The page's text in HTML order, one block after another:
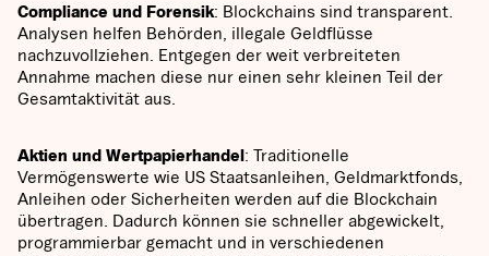
Compliance und Forensik: Blockchains sind transparent.
Analysen helfen Behörden, illegale Geldflüsse
nachzuvollziehen. Entgegen der weit verbreiteten
Annahme machen diese nur einen sehr kleinen Teil der
Gesamtaktivität aus.
Aktien und Wertpapierhandel: Traditionelle
Vermögenswerte wie US Staatsanleihen, Geldmarktfonds,
Anleihen oder Sicherheiten werden auf die Blockchain
übertragen. Dadurch können sie schneller abgewickelt,
programmierbar gemacht und in verschiedenen